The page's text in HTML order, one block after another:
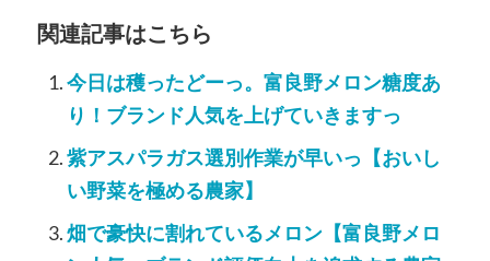
関連記事はこちら
今日は穫ったどーっ。富良野メロン糖度あ
り！ブランド人気を上げていきますっ
紫アスパラガス選別作業が早いっ【おいし
い野菜を極める農家】
畑で豪快に割れているメロン【富良野メロ